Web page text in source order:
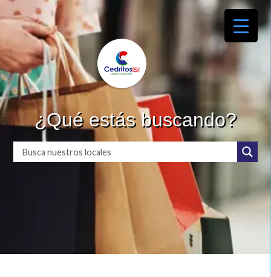
¿Qué estás buscando?